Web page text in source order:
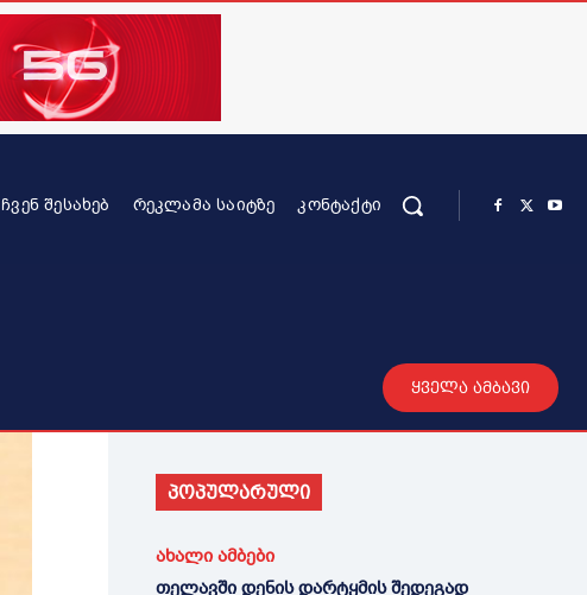
ᲩᲕᲔᲜ ᲨᲔᲡᲐᲮᲔᲑ ᲠᲔᲙᲚᲐᲛᲐ ᲡᲐᲘᲢᲖᲔ ᲙᲝᲜᲢᲐᲥᲢᲘ
ყველა ამბავი
პოპულარული
ახალი ამბები
თელავში დენის დარტყმის შედეგად